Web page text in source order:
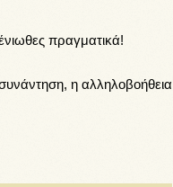
πραγματικά!
η αλληλοβοήθεια